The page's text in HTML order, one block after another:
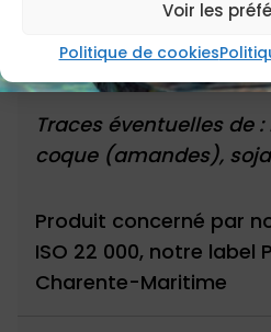
Voir les
Politique de cookies
),
sucre, sirop de
Traces éventuelles de
coque (amandes),
Produit concerné par
ISO 22 000, notre label
Charente-Maritime